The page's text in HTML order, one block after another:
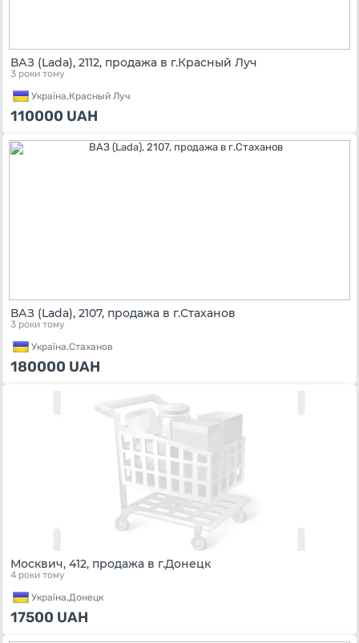
ВАЗ (Lada), 2112, продажа в г.Красный Луч
3 роки тому
Україна,Красный Луч
110000 UAH
ВАЗ (Lada), 2107, продажа в г.Стаханов
3 роки тому
Україна,Стаханов
180000 UAH
Москвич, 412, продажа в г.Донецк
4 роки тому
Україна,Донецк
17500 UAH